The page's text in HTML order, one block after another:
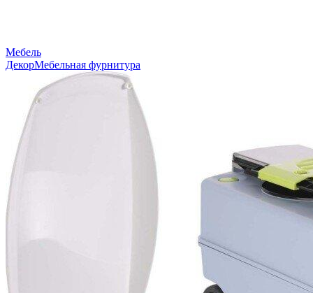
Мебель
ДекорМебельная фурнитура